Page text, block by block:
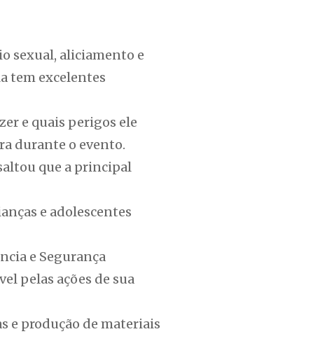
sexual, aliciamento e
tem excelentes
e quais perigos ele
durante o evento.
que a principal
e adolescentes
e Segurança
pelas ações de sua
e produção de materiais